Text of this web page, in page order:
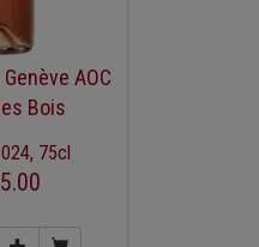
AOC
Bois
75cl